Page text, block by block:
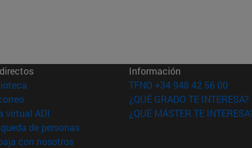
(abre en nueva ventana)
(abre en nueva ventana)
virtual ADI (abre en nueva ventana)
de personas(abre en nueva ventana)
con nosotros(abre en nueva ventana)
Información
TFNO +34 948 42 56 00
¿QUÉ GRADO TE INTERESA?
¿QUÉ MÁSTER TE